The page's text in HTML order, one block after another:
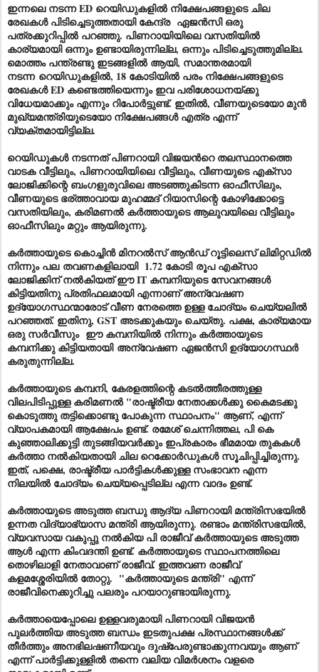
ഇന്നലെ നടന്ന ED റെയിഡുകളിൽ നിക്ഷേപങ്ങളുടെ ചില
രേഖകൾ പിടിച്ചെടുത്തതായി കേന്ദ്ര ഏജൻസി ഒരു
പത്രക്കുറിപ്പിൽ പറഞ്ഞു. പിണറായിയിലെ വസതിയിൽ
കാര്യമായി ഒന്നും ഉണ്ടായിരുന്നില്ല, ഒന്നും പിടിച്ചെടുത്തുമില്ല.
മൊത്തം പന്ത്രണ്ടു ഇടങ്ങളിൽ ആയി, സമാന്തരമായി
നടന്ന റെയിഡുകളിൽ, 18 കോടിയിൽ പരം നിക്ഷേപങ്ങളുടെ
രേഖകൾ ED കണ്ടെത്തിയെന്നും ഇവ പരിശോധനയ്ക്കു
വിധേയമാക്കും എന്നും റിപോർട്ടുണ്ട്. ഇതിൽ, വീണയുടെയോ മുൻ
മുഖ്യമന്ത്രിയുടെയോ നിക്ഷേപങ്ങൾ എത്ര എന്ന്
വ്യക്തമായിട്ടില്ല.
റെയിഡുകൾ നടന്നത് പിണറായി വിജയൻറെ തലസ്ഥാനത്തെ
വാടക വീട്ടിലും, പിണറായിയിലെവീട്ടിലും, വീണയുടെ എക്‌സാ
ലോജിക്കിന്റെ ബംഗളുരുവിലെ അടഞ്ഞുകിടന്ന ഓഫീസിലും,
വീണയുടെ ഭര്ത്താവായ മുഹമ്മദ് റിയാസിന്റെ കോഴിക്കോട്ടെ
വസതിയിലും, കരിമണൽ കർത്തായുടെ ആലുവയിലെ വീട്ടിലും
ഓഫീസിലും മറ്റും ആയിരുന്നു.
കർത്തായുടെ കൊച്ചിൻ മിനറൽസ് ആൻഡ് റൂട്ടിലെസ് ലിമിറ്റഡിൽ
നിന്നും പല തവണകളിലായി 1.72 കോടി രൂപഎക്‌സാ
ലോജിക്കിന് നൽകിയത് ഈ IT കമ്പനിയുടെ സേവനങ്ങൾ
കിട്ടിയതിനു പ്രതിഫലമായി എന്നാണ് അന്വേഷണ
ഉദ്യോഗസ്ഥന്മാരോട് വീണ നേരത്തെ ഉള്ള ചോദ്യം ചെയ്യലിൽ
പറഞ്ഞത്. ഇതിനു, GST അടക്കുകയും ചെയ്തു. പക്ഷ, കാര്യമായ
ഒരു സർവീസും ഈ കമ്പനിയിൽ നിന്നും കർത്തായുടെ
കമ്പനിക്കു കിട്ടിയതായി അന്വേഷണ ഏജൻസി ഉദ്യോഗസ്ഥർ
കരുതുന്നില്ല.
കർത്തായുടെ കമ്പനി, കേരളത്തിന്റെ കടൽത്തീരത്തുള്ള
വിലപിടിപ്പുള്ള കരിമണൽ "രാഷ്ട്രീയ നേതാക്കൾക്കു കൈമടക്കു
കൊടുത്തു തട്ടിക്കൊണ്ടു പോകുന്ന സ്ഥാപനം" ആണ്, എന്ന്
വ്യാപകമായി ആക്ഷേപം ഉണ്ട്. രമേശ് ചെന്നിത്തല, പി കെ
കുഞ്ഞാലിക്കുട്ടി തുടങ്ങിയവർക്കും ഇപ്രകാരം ഭീമമായ തുകകൾ
കർത്താ നൽകിയതായി ചില റെക്കോർഡുകൾ സൂചിപ്പിച്ചിരുന്നു.
ഇത്, പക്ഷെ, രാഷ്ട്രീയ പാർട്ടികൾക്കുള്ള സംഭാവന എന്ന
നിലയിൽ ചോദ്യം ചെയ്യപ്പെടില്ല എന്ന വാദം ഉണ്ട്.
കർത്തായുടെ അടുത്ത ബന്ധു ആദ്യ പിണറായി മന്ത്രിസഭയിൽ
ഉന്നത വിദ്യാഭ്യാസ മന്ത്രി ആയിരുന്നു. രണ്ടാം മന്ത്രിസഭയിൽ,
വ്യവസായ വകുപ്പു നൽകിയ പി രാജീവ് കർത്തായുടെ അടുത്ത
ആൾ എന്ന കിംവദന്തി ഉണ്ട്. കർത്തായുടെ സ്ഥാപനത്തിലെ
തൊഴിലാളി നേതാവാണ് രാജീവ്. ഇത്തവണ രാജീവ്
കളമശ്ശേരിയിൽ തോറ്റു. "കർത്തായുടെ മന്ത്രി" എന്ന്
രാജീവിനെക്കുറിച്ചു പലരും പറയാറുണ്ടായിരുന്നു.
കർത്തായെപ്പോലെ ഉള്ളവരുമായി പിണറായി വിജയൻ
പുലർത്തിയ അടുത്ത ബന്ധം ഇടതുപക്ഷ പ്രസ്ഥാനങ്ങൾക്ക്
തീർത്തും അനഭിലഷണീയവും ദുഷ്പേരുണ്ടാക്കുന്നവയും ആണ്
എന്ന് പാർട്ടിക്കുള്ളിൽ തന്നെ വലിയ വിമർശനം വളരെ